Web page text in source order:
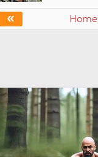
« Home